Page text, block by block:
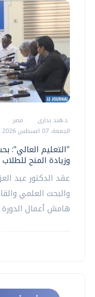
د.هند بدارى
مصر
الجمعة، 07 اغسطس 2026 06:02 م
"التعليم العالي":
وزيادة المنح
عقد الدكتور عبد
والبحث العلمي
هامش أعمال الدورة